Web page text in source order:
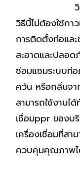
วิธีการติด
วิธีนี้ไม่ต้องใช้กา
การติดตั้งท่อแล
สะอาดและปลอด
ซ่อมแซมระบบท่อ
ควัน หรือกลิ่นจา
สามารถใช้งานไ
เชื่อมppr ของบริ
เครื่องเชื่อมที่สา
ควบคุมคุณภาพไ